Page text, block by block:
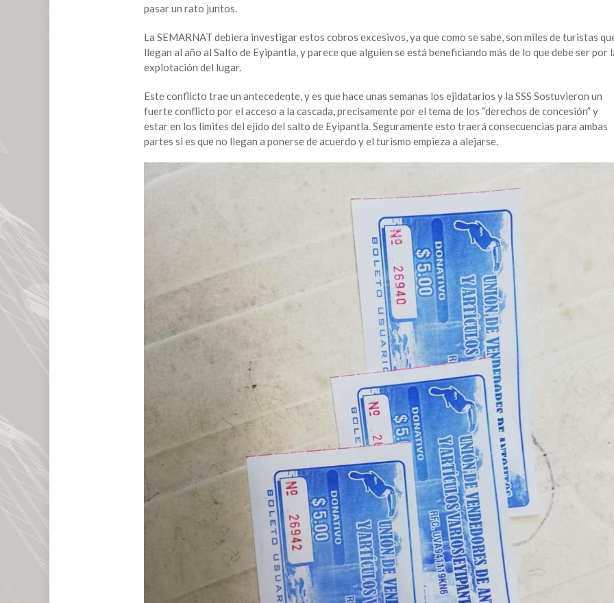
pasar un rato juntos.
La SEMARNAT debiera investigar estos cobros excesivos, ya que como se sabe, son miles de turistas
llegan al año al Salto de Eyipantla, y parece que alguien se está beneficiando más de lo que debe ser por
explotación del lugar.
Este conflicto trae un antecedente, y es que hace unas semanas los ejidatarios y la SSS Sostuvieron un
fuerte conflicto por el acceso a la cascada, precisamente por el tema de los “derechos de concesión” y
estar en los límites del ejido del salto de Eyipantla. Seguramente esto traerá consecuencias para ambas
partes si es que no llegan a ponerse de acuerdo y el turismo empieza a alejarse.